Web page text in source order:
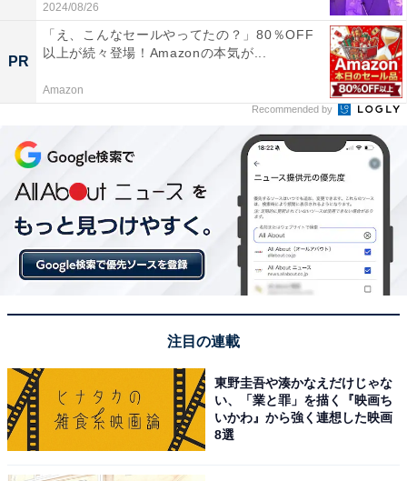
2024/08/26
PR
「え、こんなセールやってたの？」80％OFF
以上が続々登場！Amazonの本気が...
Amazon
Recommended by
注目の連載
東野圭吾や湊かなえだけじゃな
い、「業と罪」を描く『映画ち
いかわ』から強く連想した映画
8選